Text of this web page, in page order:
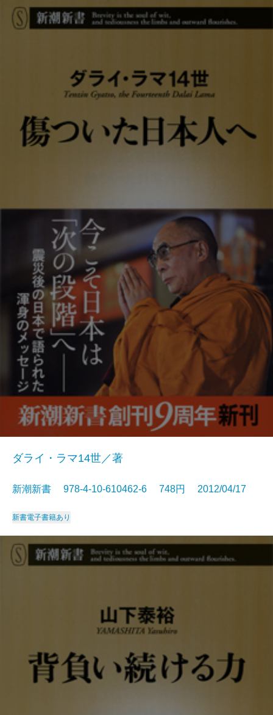
ダライ・ラマ14世／著
新潮新書 978-4-10-610462-6 748円 2012/04/17
新書電子書籍あり